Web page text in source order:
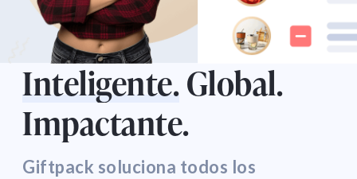
Inteligente.Global.
Impactante.
Giftpack soluciona todos los